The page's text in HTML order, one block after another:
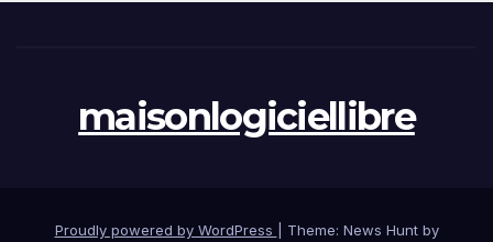
maisonlogiciellibre
Proudly powered by WordPress Theme: News Hunt by